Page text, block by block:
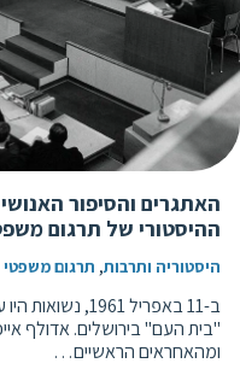
האתגרים והסיפור
ההיסטורי של תרגום
היסטוריה ותרבות, תרגום משפטי
ב-11 באפריל 1961,
"בית העם" בירושלים. אדולף
ומהאחראים הראשיים…